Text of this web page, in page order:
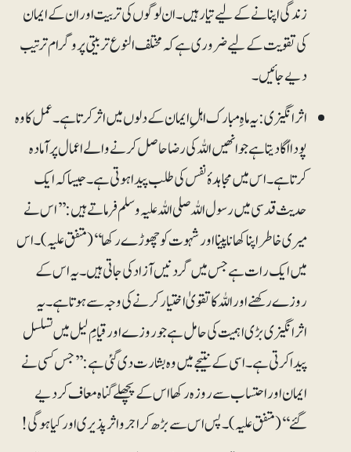
زندگی اپنانے کے لیے تیار ہیں۔ ان لوگوں کی تربیت اور ان کے ایمان
کی تقویت کے لیے ضروری ہے کہ مختلف النوع تربیتی پروگرام ترتیب
دیے جائیں۔
اثرانگیزی:یہ ماہِ مبارک اہلِ ایمان کے دلوں میں اثر کرتا ہے۔عمل کا وہ
پودا اُگا دیتا ہے جو انھیں اللہ کی رضا حاصل کرنے والے اعمال پر آمادہ
کرتا ہے۔ اس میں مجاہدۂ نفس کی طلب پیدا ہوتی ہے۔ جیساکہ ایک
حدیث قدسی میں رسول اللہ صلی اللہ علیہ وسلم فرماتے ہیں: ’’اس نے
میری خاطر اپنا کھانا پینا اور شہوت کو چھوڑے رکھا‘‘(متفق علیہ)۔ اس
میں ایک رات ہے جس میں گردنیں آزاد کی جاتی ہیں۔ یہ اس کے
روزے رکھنے اور اللہ کا تقویٰ اختیار کرنے کی وجہ سے ہوتا ہے۔ یہ
اثرانگیزی بڑی اہمیت کی حامل ہے جو روزے اور قیامِ لیل میں تسلسل
پیدا کرتی ہے۔ اسی کے نتیجے میں وہ بشارت دی گئی ہے: ’’جس کسی نے
ایمان اور احتساب سے روزہ رکھا اس کے پچھلے گناہ معاف کر دیے
گئے‘‘ (متفق علیہ)۔ پس اس سے بڑھ کر اجر و اثرپذیری اور کیا ہوگی!